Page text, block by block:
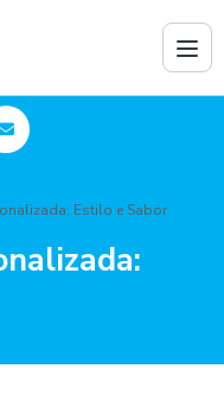
Estilo e Sabor